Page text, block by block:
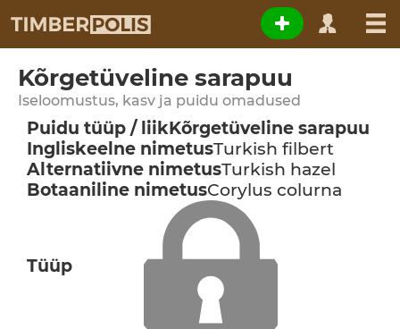
Kõrgetüveline sarapuu
Iseloomustus, kasv ja puidu omadused
Puidu tüüp / liikKõrgetüveline sarapuu
Ingliskeelne nimetusTurkish filbert
Alternatiivne nimetusTurkish hazel
Botaaniline nimetusCorylus colurna
Tüüp